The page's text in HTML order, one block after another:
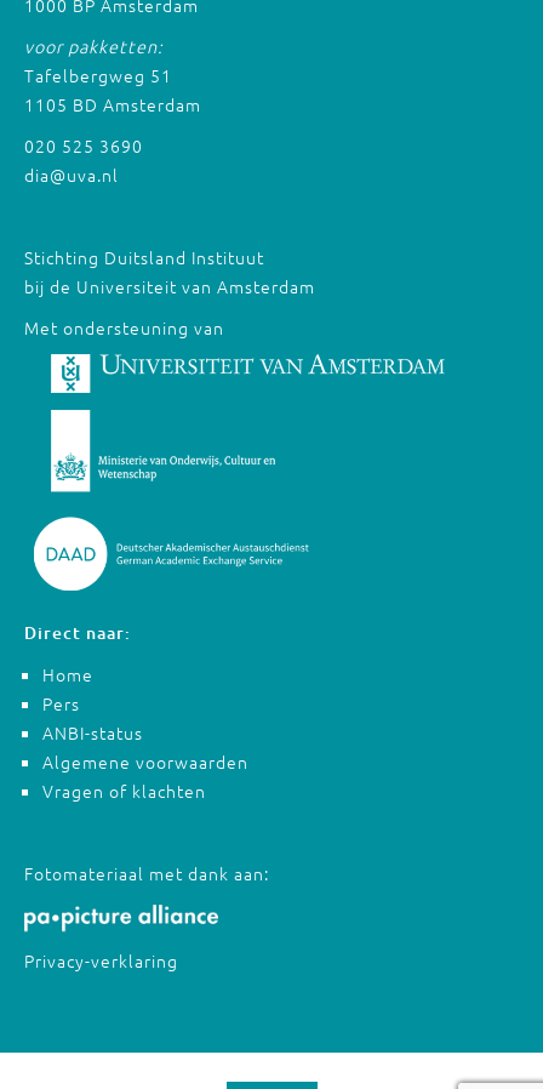
1000 BP Amsterdam
voor pakketten:
Tafelbergweg 51
1105 BD Amsterdam
020 525 3690
dia@uva.nl
Stichting Duitsland Instituut
bij de Universiteit van Amsterdam
Met ondersteuning van
Direct naar:
Home
Pers
ANBI-status
Algemene voorwaarden
Vragen of klachten
Fotomateriaal met dank aan:
Privacy-verklaring